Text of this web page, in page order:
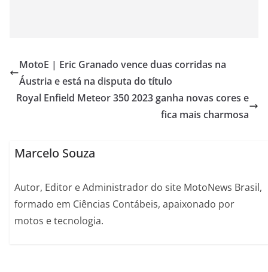
MotoE | Eric Granado vence duas corridas na
Áustria e está na disputa do título
Royal Enfield Meteor 350 2023 ganha novas cores e
fica mais charmosa
Marcelo Souza
Autor, Editor e Administrador do site MotoNews Brasil,
formado em Ciências Contábeis, apaixonado por
motos e tecnologia.